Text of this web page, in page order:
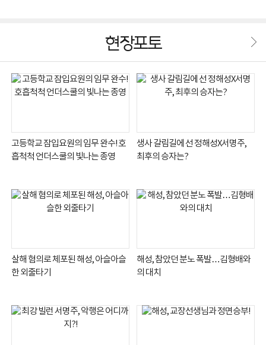
현장포토
고등학교 잠입요원의 임무 완수! 호
흡척척 언더스쿨의 빛나는 종영
생사 갈림길에 선 정해성X서명주,
최후의 승자는?
살해 혐의로 체포된 해성, 아슬아슬
한 외줄타기
해성, 참았던 분노 폭발…김형배와
의 대치